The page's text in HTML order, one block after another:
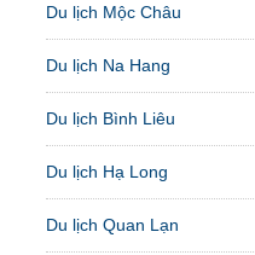
Du lịch Mộc Châu
Du lịch Na Hang
Du lịch Bình Liêu
Du lịch Hạ Long
Du lịch Quan Lạn